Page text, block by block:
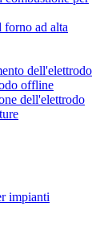
forno ad alta
dell'elettrodo
offline
dell'elettrodo